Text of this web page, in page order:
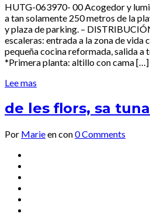
HUTG-063970- 00 Acogedor y
a tan solamente 250 metros de la
y plaza de parking. –
escaleras: entrada a la zona de vida
pequeña cocina reformada, salida a
*Primera planta: altillo con cama […]
Lee mas
de les flors, sa
Por Marieencon0 Comments